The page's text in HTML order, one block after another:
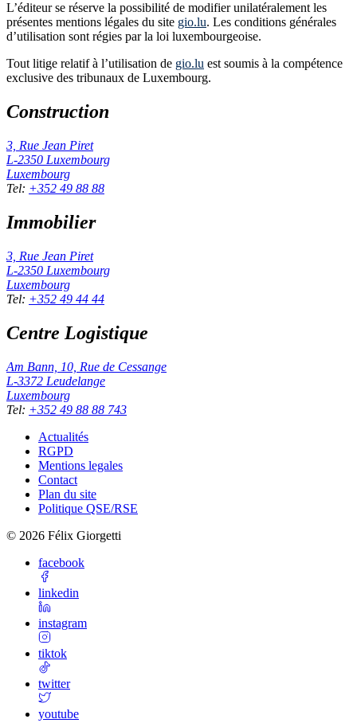
L’éditeur se réserve la possibilité de modifier unilatéralement les
présentes mentions légales du site gio.lu. Les conditions générales
d’utilisation sont régies par la loi luxembourgeoise.
Tout litige relatif à l’utilisation de gio.lu est soumis à la compétence
exclusive des tribunaux de Luxembourg.
Construction
3, Rue Jean Piret
L-2350 Luxembourg
Luxembourg
Tel: +352 49 88 88
Immobilier
3, Rue Jean Piret
L-2350 Luxembourg
Luxembourg
Tel: +352 49 44 44
Centre Logistique
Am Bann, 10, Rue de Cessange
L-3372 Leudelange
Luxembourg
Tel: +352 49 88 88 743
Actualités
RGPD
Mentions legales
Contact
Plan du site
Politique QSE/RSE
© 2026 Félix Giorgetti
facebook
linkedin
instagram
tiktok
twitter
youtube